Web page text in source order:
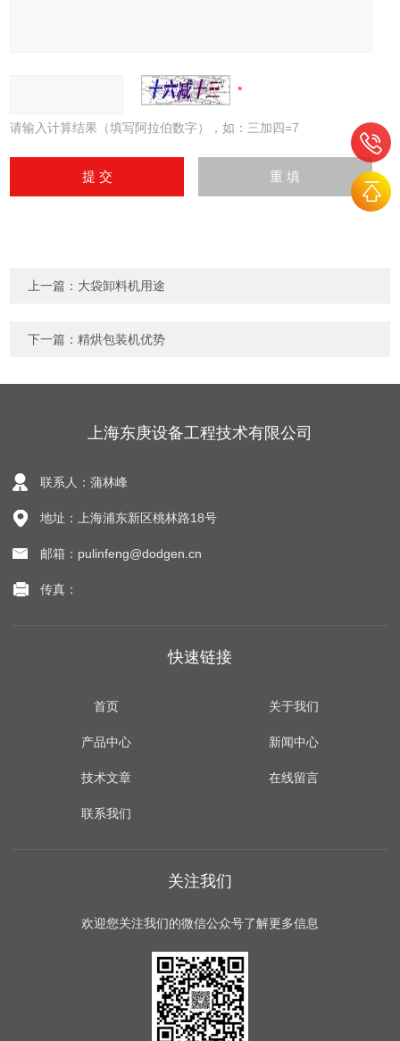
请输入计算结果（填写阿拉伯数字），如：三加四=7
上一篇： 大袋卸料机用途
下一篇：精烘包装机优势
上海东庚设备工程技术有限公司
联系人：蒲林峰
地址：上海浦东新区桃林路18号
邮箱：pulinfeng@dodgen.cn
传真：
快速链接
首页 关于我们
产品中心 新闻中心
技术文章 在线留言
联系我们
关注我们
欢迎您关注我们的微信公众号了解更多信息